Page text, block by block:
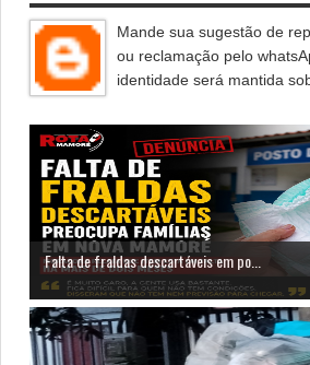
Mande sua sugestão de
ou reclamação pelo
identidade será mantida
Falta de fraldas descartáveis em po...